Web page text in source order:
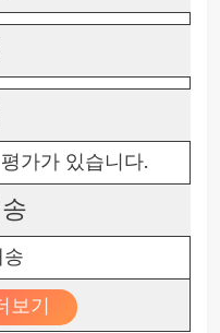
가가 있습니다.
보기